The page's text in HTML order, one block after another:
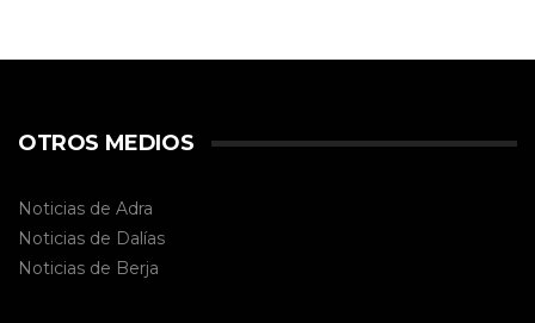
OTROS MEDIOS
Noticias de Adra
Noticias de Dalías
Noticias de Berja